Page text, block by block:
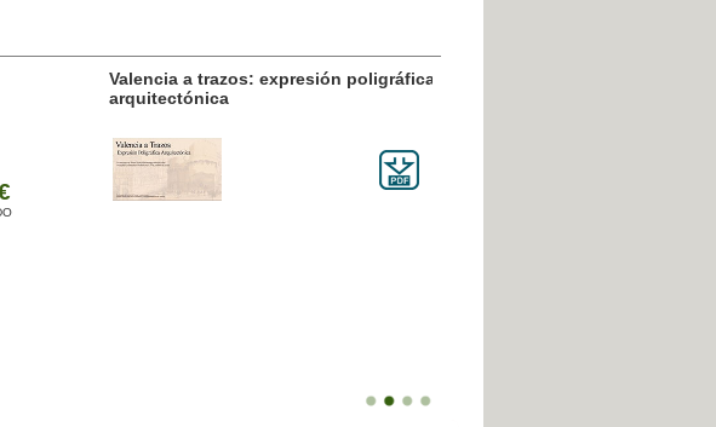
Valencia a trazos: expresión poligráfica
arquitectónica